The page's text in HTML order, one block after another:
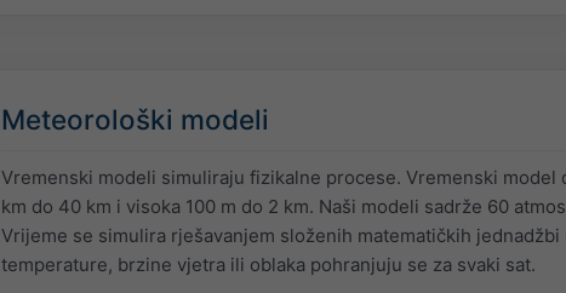
Meteorološki modeli
Vremenski modeli simuliraju fizikalne procese. Vremenski
km do 40 km i visoka 100 m do 2 km. Naši modeli sadrže 60
Vrijeme se simulira rješavanjem složenih matematičkih
temperature, brzine vjetra ili oblaka pohranjuju se za svaki sat.